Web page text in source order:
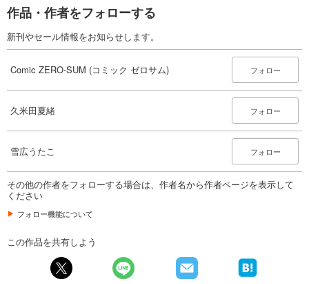
Comic ZERO-SUM (コミック ゼロサム) 2025年4月号[雑誌]
509 円 (税込)
カート
試し読み
カート
円 (税込)
作品・作者をフォローする
新刊やセール情報をお知らせします。
Comic ZERO-SUM (コミック ゼロサム) フォロー
久米田夏緒 フォロー
雪広うたこ フォロー
その他の作者をフォローする場合は、作者名から作者ページを表示して
ください
フォロー機能について
この作品を共有しよう